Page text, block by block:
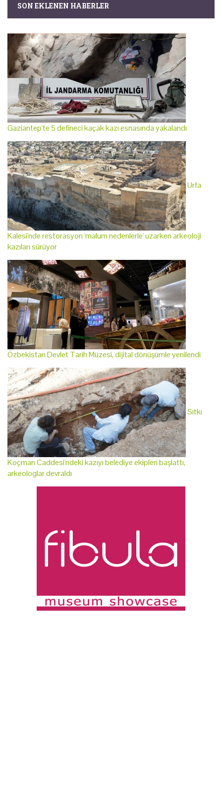
SON EKLENEN HABERLER
Gaziantep'te 5 defineci kaçak kazı esnasında yakalandı
Urfa
Kalesi'nde restorasyon 'malum nedenlerle' uzarken arkeoloji
kazıları sürüyor
Özbekistan Devlet Tarih Müzesi, dijital dönüşümle yenilendi
Sıtkı
Koçman Caddesi'ndeki kazıyı belediye ekipleri başlattı,
arkeologlar devraldı